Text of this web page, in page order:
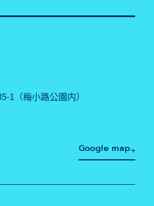
1（梅小路公園内）
Google map